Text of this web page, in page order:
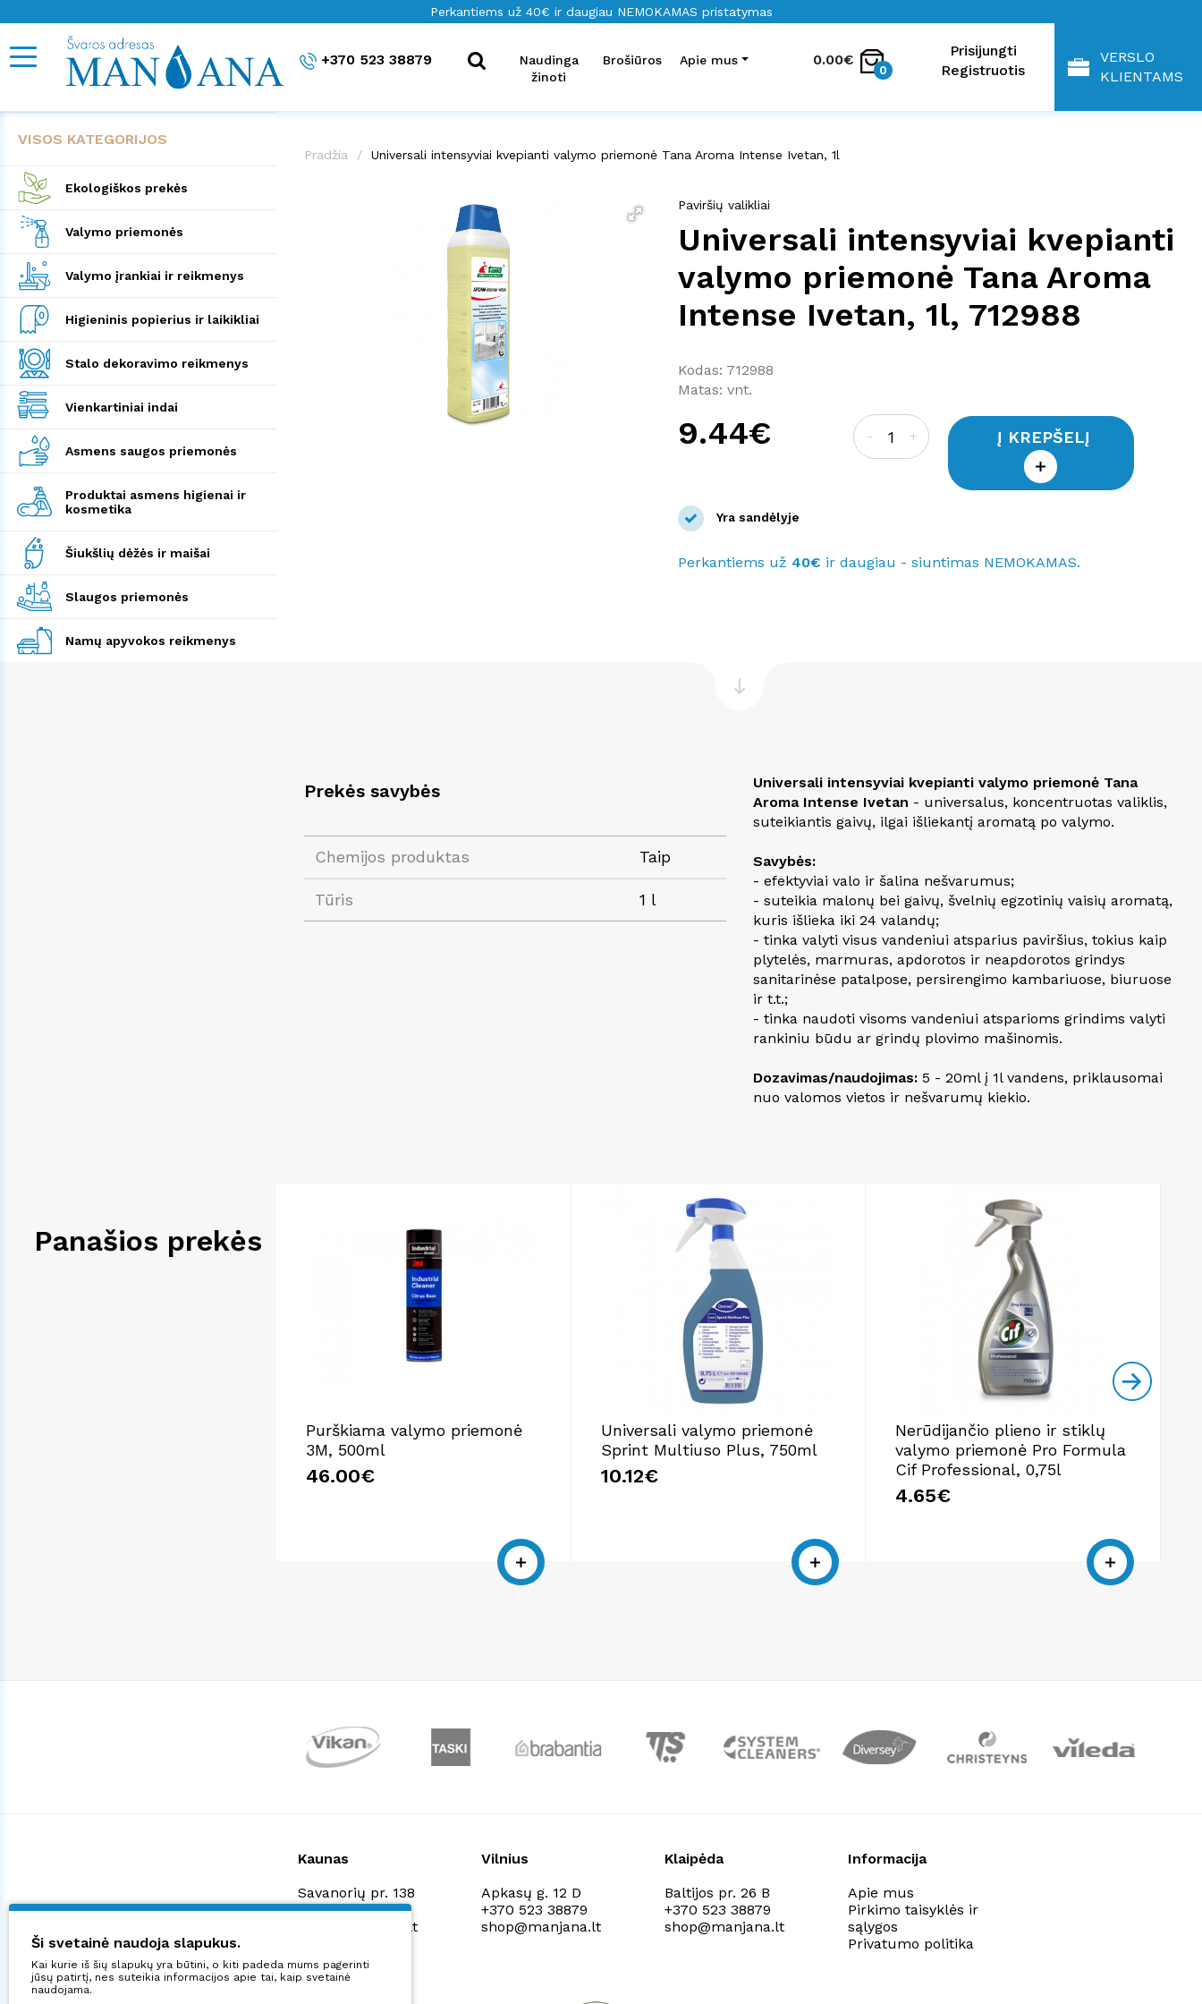
Perkantiems už 40€ ir daugiau NEMOKAMAS pristatymas
+370 523 38879
Naudinga
žinoti
Brošiūros Apie mus 0.00€
0
Prisijungti
Registruotis
VERSLO
KLIENTAMS
VISOS KATEGORIJOS
Ekologiškos prekės
Valymo priemonės
Valymo įrankiai ir reikmenys
Higieninis popierius ir laikikliai
Stalo dekoravimo reikmenys
Vienkartiniai indai
Asmens saugos priemonės
Produktai asmens higienai ir
kosmetika
Šiukšlių dėžės ir maišai
Slaugos priemonės
Namų apyvokos reikmenys
Pradžia Universali intensyviai kvepianti valymo priemonė Tana Aroma Intense Ivetan, 1l
Paviršių valikliai
Universali intensyviai kvepianti
valymo priemonė Tana Aroma
Intense Ivetan, 1l, 712988
Kodas: 712988
Matas: vnt.
9.44€ - + Į KREPŠELĮ
Yra sandėlyje
Perkantiems už 40€ ir daugiau - siuntimas NEMOKAMAS.
Prekės savybės
Chemijos produktas Taip
Tūris 1 l
Universali intensyviai kvepianti valymo priemonė Tana
Aroma Intense Ivetan - universalus, koncentruotas valiklis,
suteikiantis gaivų, ilgai išliekantį aromatą po valymo.
Savybės:
- efektyviai valo ir šalina nešvarumus;
- suteikia malonų bei gaivų, švelnių egzotinių vaisių aromatą,
kuris išlieka iki 24 valandų;
- tinka valyti visus vandeniui atsparius paviršius, tokius kaip
plytelės, marmuras, apdorotos ir neapdorotos grindys
sanitarinėse patalpose, persirengimo kambariuose, biuruose
ir t.t.;
- tinka naudoti visoms vandeniui atsparioms grindims valyti
rankiniu būdu ar grindų plovimo mašinomis.
Dozavimas/naudojimas: 5 - 20ml į 1l vandens, priklausomai
nuo valomos vietos ir nešvarumų kiekio.
Panašios prekės
Purškiama valymo priemonė
3M, 500ml
46.00€
Universali valymo priemonė
Sprint Multiuso Plus, 750ml
10.12€
Nerūdijančio plieno ir stiklų
valymo priemonė Pro Formula
Cif Professional, 0,75l
4.65€
Kaunas
Savanorių pr. 138
+370 523 38879
shop@manjana.lt
Vilnius
Apkasų g. 12 D
+370 523 38879
shop@manjana.lt
Klaipėda
Baltijos pr. 26 B
+370 523 38879
shop@manjana.lt
Informacija
Apie mus
Pirkimo taisyklės ir
sąlygos
Privatumo politika
Didžiuojamės:
Ši svetainė naudoja slapukus.
Kai kurie iš šių slapukų yra būtini, o kiti padeda mums pagerinti
jūsų patirtį, nes suteikia informacijos apie tai, kaip svetainė
naudojama.